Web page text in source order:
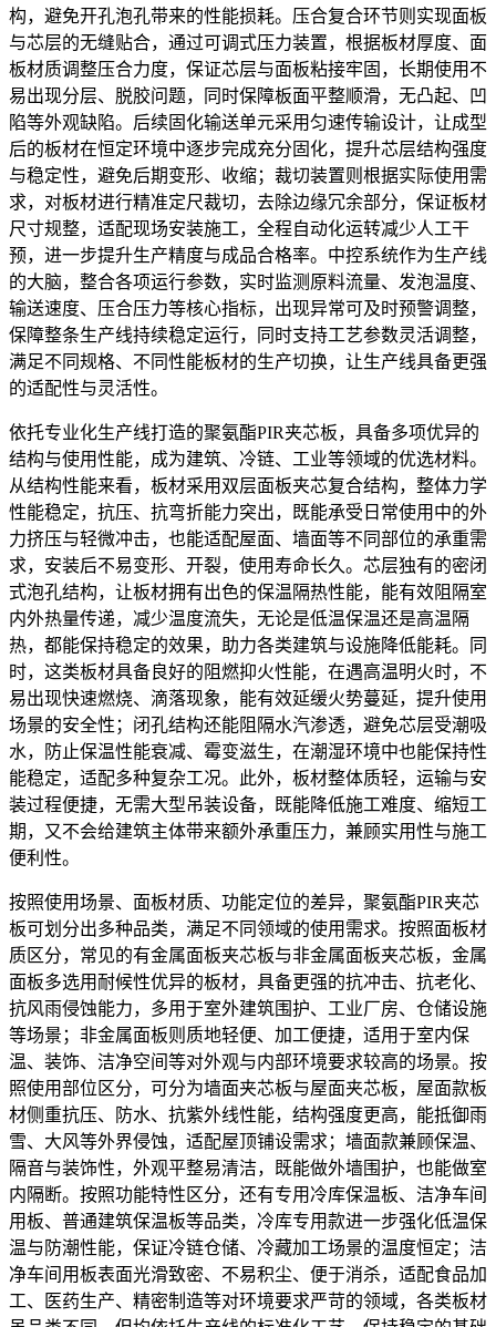
构，避免开孔泡孔带来的性能损耗。压合复合环节则实现面板
与芯层的无缝贴合，通过可调式压力装置，根据板材厚度、面
板材质调整压合力度，保证芯层与面板粘接牢固，长期使用不
易出现分层、脱胶问题，同时保障板面平整顺滑，无凸起、凹
陷等外观缺陷。后续固化输送单元采用匀速传输设计，让成型
后的板材在恒定环境中逐步完成充分固化，提升芯层结构强度
与稳定性，避免后期变形、收缩；裁切装置则根据实际使用需
求，对板材进行精准定尺裁切，去除边缘冗余部分，保证板材
尺寸规整，适配现场安装施工，全程自动化运转减少人工干
预，进一步提升生产精度与成品合格率。中控系统作为生产线
的大脑，整合各项运行参数，实时监测原料流量、发泡温度、
输送速度、压合压力等核心指标，出现异常可及时预警调整，
保障整条生产线持续稳定运行，同时支持工艺参数灵活调整，
满足不同规格、不同性能板材的生产切换，让生产线具备更强
的适配性与灵活性。
依托专业化生产线打造的聚氨酯PIR夹芯板，具备多项优异的
结构与使用性能，成为建筑、冷链、工业等领域的优选材料。
从结构性能来看，板材采用双层面板夹芯复合结构，整体力学
性能稳定，抗压、抗弯折能力突出，既能承受日常使用中的外
力挤压与轻微冲击，也能适配屋面、墙面等不同部位的承重需
求，安装后不易变形、开裂，使用寿命长久。芯层独有的密闭
式泡孔结构，让板材拥有出色的保温隔热性能，能有效阻隔室
内外热量传递，减少温度流失，无论是低温保温还是高温隔
热，都能保持稳定的效果，助力各类建筑与设施降低能耗。同
时，这类板材具备良好的阻燃抑火性能，在遇高温明火时，不
易出现快速燃烧、滴落现象，能有效延缓火势蔓延，提升使用
场景的安全性；闭孔结构还能阻隔水汽渗透，避免芯层受潮吸
水，防止保温性能衰减、霉变滋生，在潮湿环境中也能保持性
能稳定，适配多种复杂工况。此外，板材整体质轻，运输与安
装过程便捷，无需大型吊装设备，既能降低施工难度、缩短工
期，又不会给建筑主体带来额外承重压力，兼顾实用性与施工
便利性。
按照使用场景、面板材质、功能定位的差异，聚氨酯PIR夹芯
板可划分出多种品类，满足不同领域的使用需求。按照面板材
质区分，常见的有金属面板夹芯板与非金属面板夹芯板，金属
面板多选用耐候性优异的板材，具备更强的抗冲击、抗老化、
抗风雨侵蚀能力，多用于室外建筑围护、工业厂房、仓储设施
等场景；非金属面板则质地轻便、加工便捷，适用于室内保
温、装饰、洁净空间等对外观与内部环境要求较高的场景。按
照使用部位区分，可分为墙面夹芯板与屋面夹芯板，屋面款板
材侧重抗压、防水、抗紫外线性能，结构强度更高，能抵御雨
雪、大风等外界侵蚀，适配屋顶铺设需求；墙面款兼顾保温、
隔音与装饰性，外观平整易清洁，既能做外墙围护，也能做室
内隔断。按照功能特性区分，还有专用冷库保温板、洁净车间
用板、普通建筑保温板等品类，冷库专用款进一步强化低温保
温与防潮性能，保证冷链仓储、冷藏加工场景的温度恒定；洁
净车间用板表面光滑致密、不易积尘、便于消杀，适配食品加
工、医药生产、精密制造等对环境要求严苛的领域，各类板材